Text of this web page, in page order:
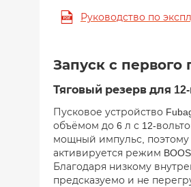
Руководство по
Запуск с первого
Тяговый резерв для
Пусковое устройство
объёмом до 6 л с 12-
мощный импульс, поэтому
активируется режим
Благодаря низкому
предсказуемо и не